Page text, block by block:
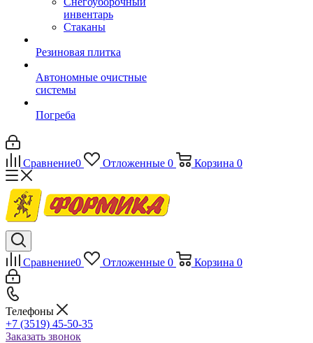
инвентарь
Стаканы
Резиновая плитка
Автономные очистные
системы
Погреба
Сравнение0 Отложенные 0 Корзина 0
Сравнение0 Отложенные 0 Корзина 0
Телефоны
+7 (3519) 45-50-35
Заказать звонок